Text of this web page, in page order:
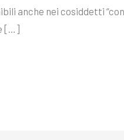
anche nei cosiddetti
[…]